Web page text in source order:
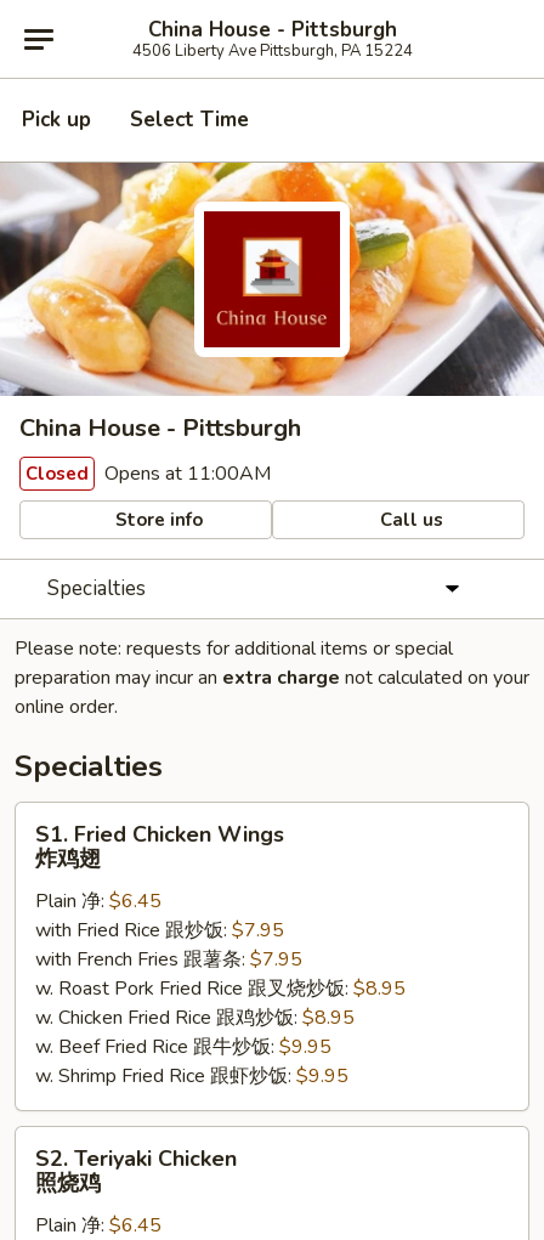
China House - Pittsburgh
4506 Liberty Ave Pittsburgh, PA 15224
Pick up Select Time
China House - Pittsburgh
Closed Opens at 11:00AM
Store info Call us
Specialties
Please note: requests for additional items or special
preparation may incur an extra charge not calculated on your
online order.
Specialties
Fried
Chicken
Wings
S1. Fried Chicken Wings
炸鸡翅
Plain 净: $6.45
with Fried Rice 跟炒饭: $7.95
with French Fries 跟薯条: $7.95
w. Roast Pork Fried Rice 跟叉烧炒饭: $8.95
w. Chicken Fried Rice 跟鸡炒饭: $8.95
w. Beef Fried Rice 跟牛炒饭: $9.95
w. Shrimp Fried Rice 跟虾炒饭: $9.95
Teriyaki
Chicken
S2. Teriyaki Chicken
照烧鸡
Plain 净: $6.45